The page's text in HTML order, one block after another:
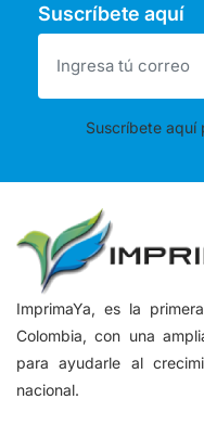
Suscríbete aquí
Suscríbete aquí
ImprimaYa, es la
Colombia, con una
para ayudarle al
nacional.